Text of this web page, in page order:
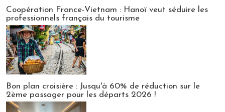
Coopération France-Vietnam : Hanoï veut séduire les
professionnels français du tourisme
Bon plan croisière : Jusqu'à 60% de réduction sur le
2ème passager pour les départs 2026 !